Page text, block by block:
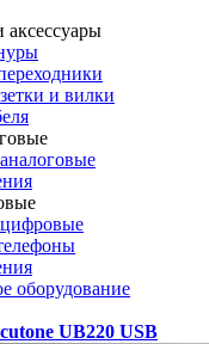
и вилки
оборудование
UB220 USB